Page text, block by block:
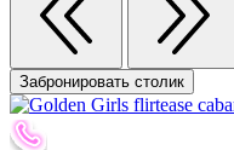
Забронировать столик